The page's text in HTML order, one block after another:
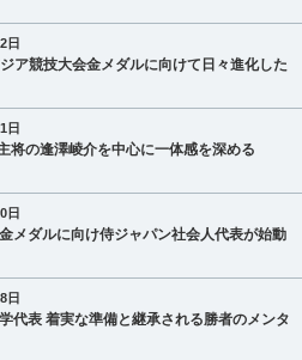
日
ア競技大会金メダルに向けて日々進化した
日
将の逢澤崚介を中心に一体感を深める
日
メダルに向け侍ジャパン社会人代表が始動
日
代表 着実な準備と継承される勝者のメンタ